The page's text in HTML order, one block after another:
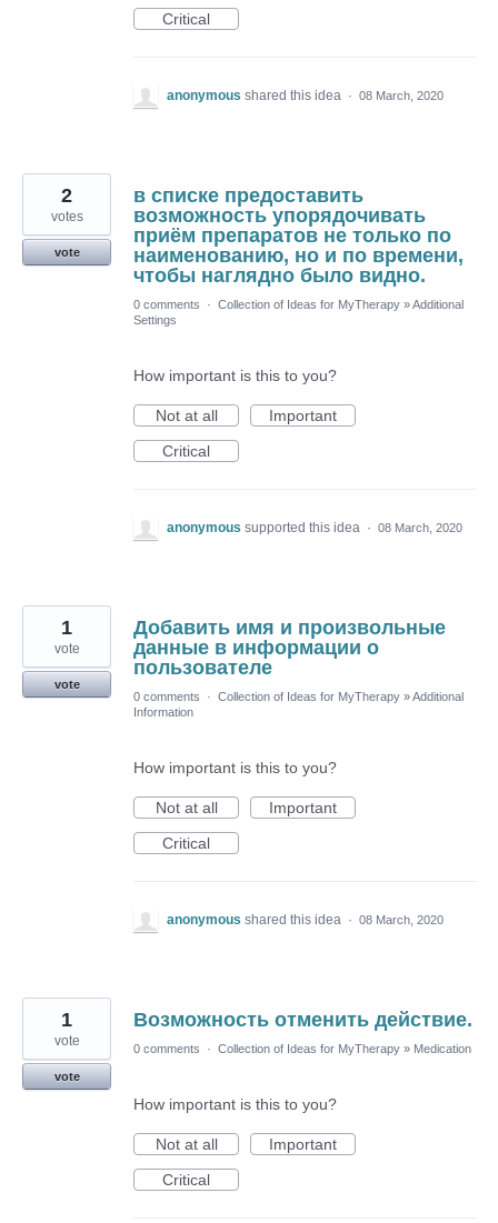
Critical
anonymous shared this idea · 08 March, 2020
в списке предоставить
возможность упорядочивать
приём препаратов не только по
наименованию, но и по времени,
чтобы наглядно было видно.
2
votes
vote
0 comments · Collection of Ideas for MyTherapy »Additional
Settings
How important is this to you?
Not at all
Important
Critical
anonymous supported this idea · 08 March, 2020
Добавить имя и произвольные
данные в информации о
пользователе
1
vote
vote
0 comments
· Collection of Ideas for MyTherapy »Additional
Information
How important is this to you?
Not at all
Important
Critical
anonymous shared this idea · 08 March, 2020
Возможность отменить действие.
1
vote
vote
0 comments · Collection of Ideas for MyTherapy » Medication
How important is this to you?
Not at all
Important
Critical